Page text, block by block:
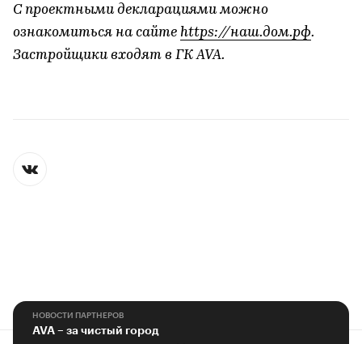
С проектными декларациями можно
ознакомиться на сайте https://наш.дом.рф.
Застройщики входят в ГК AVA.
НОВОСТИ ПАРТНЕРОВ
AVA – за чистый город